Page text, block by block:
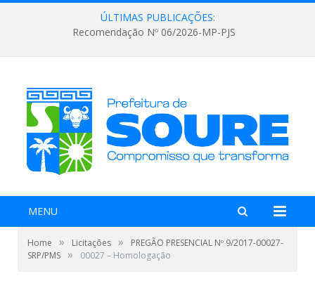
ÚLTIMAS PUBLICAÇÕES:
Recomendação Nº 06/2026-MP-PJS
MENU
Home » Licitações »
PREGÃO PRESENCIAL Nº 9/2017-00027-
SRP/PMS » 00027 – Homologação